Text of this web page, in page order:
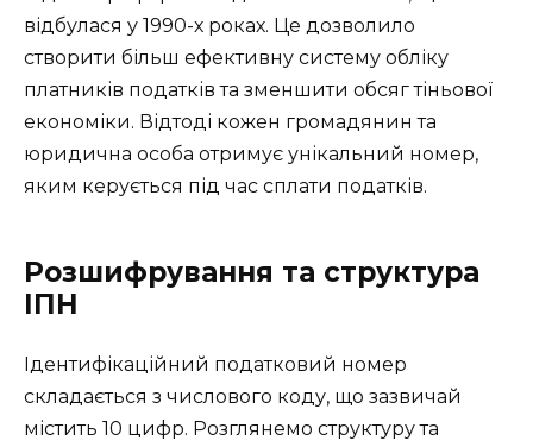
відбулася у 1990-х роках. Це дозволило
створити більш ефективну систему обліку
платників податків та зменшити обсяг тіньової
економіки. Відтоді кожен громадянин та
юридична особа отримує унікальний номер,
яким керується під час сплати податків.
Розшифрування та структура
ІПН
Ідентифікаційний податковий номер
складається з числового коду, що зазвичай
містить 10 цифр. Розглянемо структуру та